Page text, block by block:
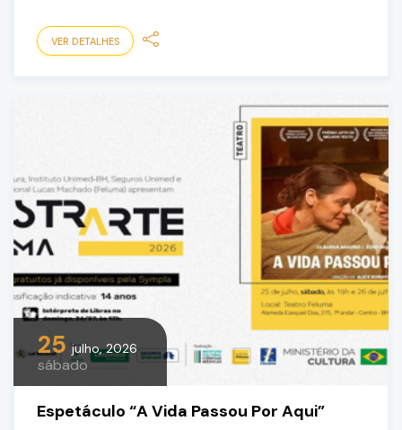
VER DETALHES
25 julho, 2026
sábado
Espetáculo “A Vida Passou Por Aqui”